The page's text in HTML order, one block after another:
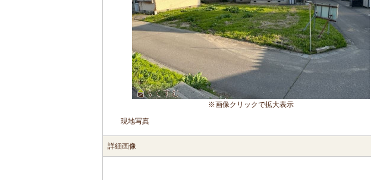
※画像クリックで拡大表示
現地写真
詳細画像